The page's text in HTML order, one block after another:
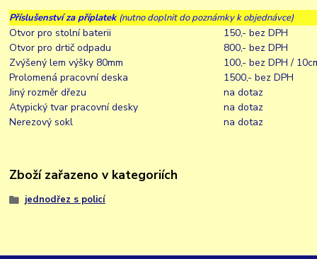
Příslušenství za příplatek(nutno doplnit do poznámky k objednávce)
Otvor pro stolní baterii
150,- bez DPH
Otvor pro drtič odpadu
800,- bez DPH
Zvýšený lem výšky 80mm
100,- bez DPH /
Prolomená pracovní deska
1500,- bez DPH
Jiný rozměr dřezu
na dotaz
Atypický tvar pracovní desky
na dotaz
Nerezový sokl
na dotaz
Zboží zařazeno v kategoriích
jednodřez s policí